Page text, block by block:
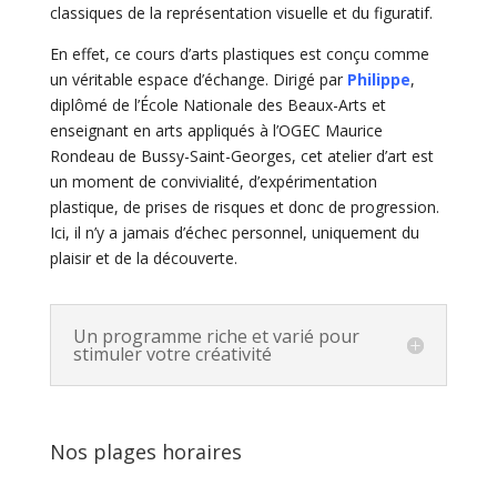
classiques de la représentation visuelle et du figuratif.
En effet, ce cours d’arts plastiques est conçu comme
un véritable espace d’échange. Dirigé par Philippe,
diplômé de l’École Nationale des Beaux-Arts et
enseignant en arts appliqués à l’OGEC Maurice
Rondeau de Bussy-Saint-Georges, cet atelier d’art est
un moment de convivialité, d’expérimentation
plastique, de prises de risques et donc de progression.
Ici, il n’y a jamais d’échec personnel, uniquement du
plaisir et de la découverte.
Un programme riche et varié pour
stimuler votre créativité
Nos plages horaires